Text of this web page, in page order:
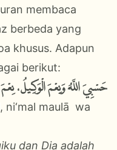
membaca
berbeda yang
khusus. Adapun
berikut:
حَسْبِيَ اللَّهُ وَنِعْمَ الْوَكِيلُ،
ni‘mal maulā wa
dan Dia adalah